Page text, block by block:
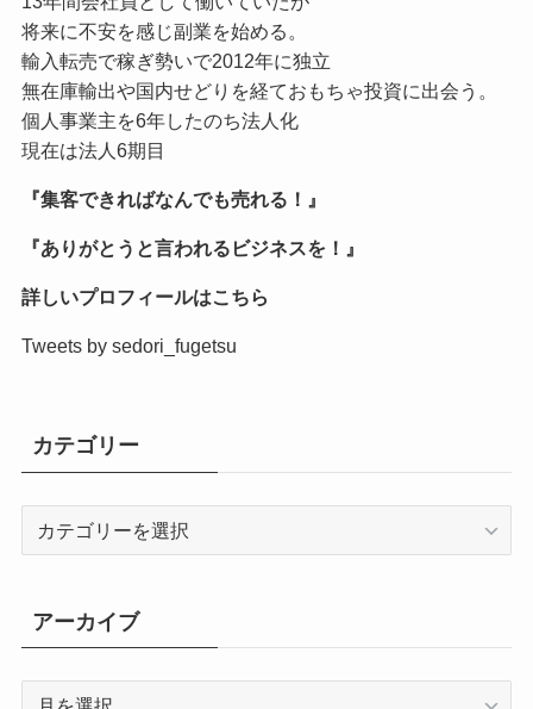
将来に不安を感じ副業を始める。
輸入転売で稼ぎ勢いで2012年に独立
無在庫輸出や国内せどりを経ておもちゃ投資に出会う。
個人事業主を6年したのち法人化
現在は法人6期目
『集客できればなんでも売れる！』
『ありがとうと言われるビジネスを！』
詳しいプロフィールはこちら
Tweets by sedori_fugetsu
カテゴリー
ー
アーカイブ